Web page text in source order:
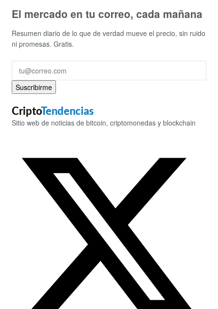
El mercado en tu correo, cada mañana
Resumen diario de lo que de verdad mueve el precio, sin ruido
ni promesas. Gratis.
Suscribirme
CriptoTendencias
Sitio web de noticias de bitcoin, criptomonedas y blockchain